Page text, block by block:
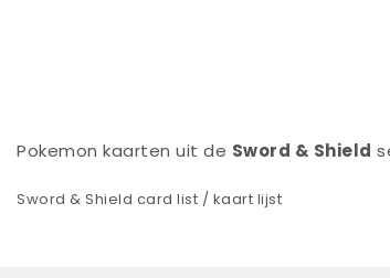
Pokemon kaarten uit de Sword & Shield
Sword & Shield card list / kaart lijst